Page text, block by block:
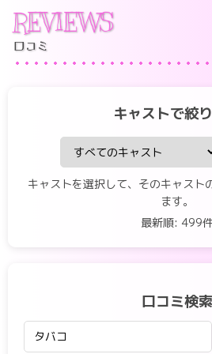
REVIEWS
口コミ
キャストで絞
キャストを選択して、そのキャスト
ます。
最新順: 499
口コミ検索